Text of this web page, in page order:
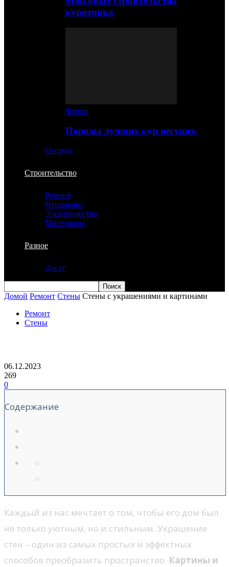
курятника
Ферма
Породы лучших кур несушек
Огород
Строительство
Ремонт
Отопление
Электричество
Материалы
Разное
Досуг
Домой Ремонт Стены Стены с украшениями и картинами
Ремонт
Стены
06.12.2023
269
0
Содержание
Каждый из нас мечтает о том, чтобы его дом был
не только уютным, но и стильным. Украшение
стен – один из самых простых и эффектных
способов преобразить пространство. Картины и